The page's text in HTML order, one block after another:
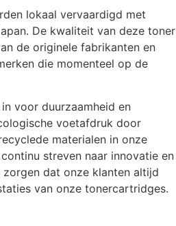
lokaal vervaardigd met
De kwaliteit van deze toner
de originele fabrikanten en
die momenteel op de
voor duurzaamheid en
voetafdruk door
materialen in onze
streven naar innovatie en
dat onze klanten altijd
van onze tonercartridges.